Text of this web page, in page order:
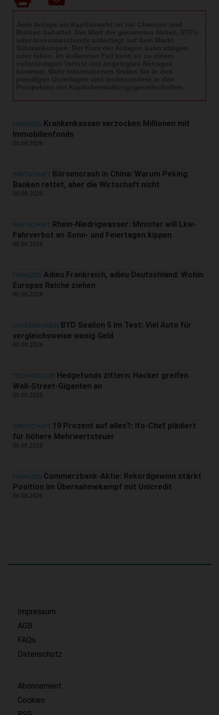
FINANZEN
Krankenkassen verzocken Millionen mit
Immobilienfonds
06.08.2026
WIRTSCHAFT Börsencrash in China: Warum Peking
Banken rettet, aber die Wirtschaft nicht
06.08.2026
WIRTSCHAFT Rhein-Niedrigwasser: Minister will Lkw-
Fahrverbot an Sonn- und Feiertagen kippen
06.08.2026
FINANZEN Adieu Frankreich, adieu Deutschland: Wohin
Europas Reiche ziehen
06.08.2026
UNTERNEHMEN
BYD Sealion 5 im Test: Viel Auto für
vergleichsweise wenig Geld
06.08.2026
TECHNOLOGIE Hedgefonds zittern: Hacker greifen
Wall-Street-Giganten an
06.08.2026
WIRTSCHAFT 19 Prozent auf alles?: Ifo-Chef plädiert
für höhere Mehrwertsteuer
06.08.2026
FINANZEN Commerzbank-Aktie: Rekordgewinn stärkt
Position im Übernahmekampf mit Unicredit
06.08.2026
Impressum
AGB
FAQs
Datenschutz
Abonnement
Cookies